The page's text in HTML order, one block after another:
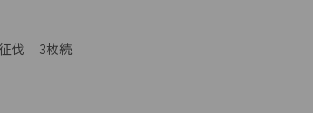
伐 3枚続